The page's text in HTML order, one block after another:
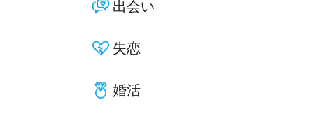
出会い
失恋
婚活